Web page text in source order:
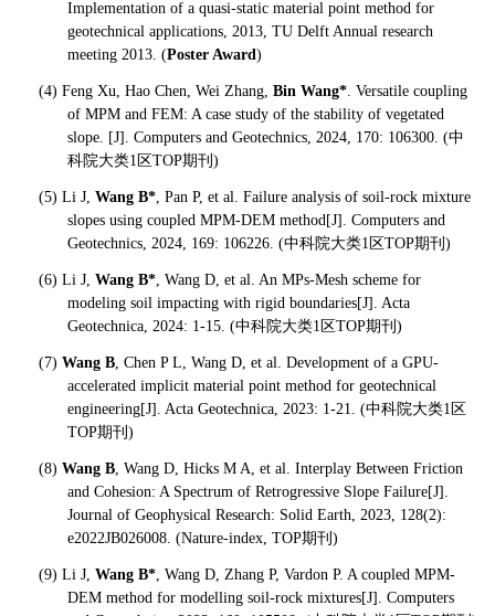
Implementation of a quasi-static material point method for
geotechnical applications, 2013, TU Delft Annual research
meeting 2013. (Poster Award)
(4) Feng Xu, Hao Chen, Wei Zhang, Bin Wang*. Versatile coupling
of MPM and FEM: A case study of the stability of vegetated
slope. [J]. Computers and Geotechnics, 2024, 170: 106300. (中
科院大类1区TOP期刊)
(5) Li J, Wang B*, Pan P, et al. Failure analysis of soil-rock mixture
slopes using coupled MPM-DEM method[J]. Computers and
Geotechnics, 2024, 169: 106226. (中科院大类1区TOP期刊)
(6) Li J, Wang B*, Wang D, et al. An MPs-Mesh scheme for
modeling soil impacting with rigid boundaries[J]. Acta
Geotechnica, 2024: 1-15. (中科院大类1区TOP期刊)
(7) Wang B, Chen P L, Wang D, et al. Development of a GPU-
accelerated implicit material point method for geotechnical
engineering[J]. Acta Geotechnica, 2023: 1-21. (中科院大类1区
TOP期刊)
(8) Wang B, Wang D, Hicks M A, et al. Interplay Between Friction
and Cohesion: A Spectrum of Retrogressive Slope Failure[J].
Journal of Geophysical Research: Solid Earth, 2023, 128(2):
e2022JB026008. (Nature-index, TOP期刊)
(9) Li J, Wang B*, Wang D, Zhang P, Vardon P. A coupled MPM-
DEM method for modelling soil-rock mixtures[J]. Computers